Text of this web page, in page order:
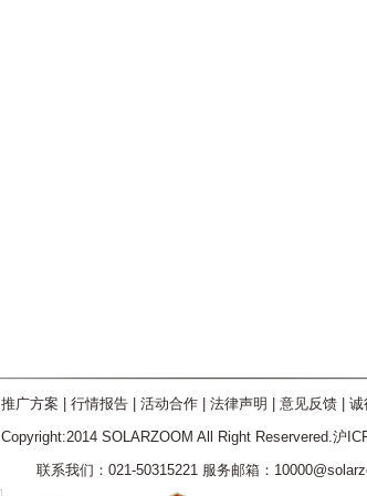
推广方案 行情报告| 活动合作| 法律声明 意见反馈| 诚
Copyright:2014 SOLARZOOM All Right Reservered.沪
联系我们：021-50315221 服务邮箱：